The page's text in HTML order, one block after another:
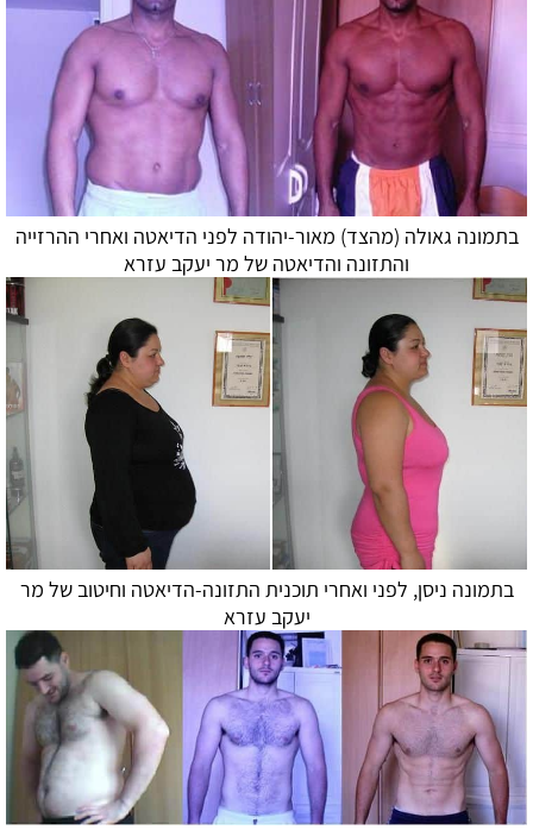
בתמונה גאולה (מהצד) מאור-יהודה לפני הדיאטה ואחרי ההרזייה
והתזונה והדיאטה של מר יעקב עזרא
בתמונה ניסן, לפני ואחרי תוכנית התזונה-הדיאטה וחיטוב של מר
יעקב עזרא